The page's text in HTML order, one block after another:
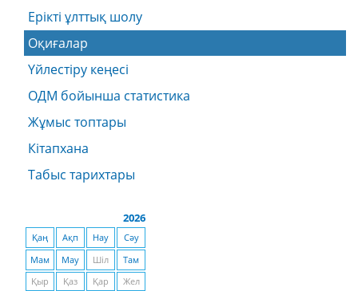
Ерікті ұлттық шолу
Оқиғалар
Үйлестіру кеңесі
ОДМ бойынша статистика
Жұмыс топтары
Кітапхана
Табыс тарихтары
2026
Қаң Ақп Нау
Сәу
Мам
Мау Шіл
Там
Қыр
Қаз Қар Жел